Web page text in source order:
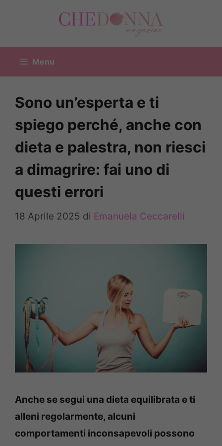
Menu
Sono un’esperta e ti
spiego perché, anche con
dieta e palestra, non riesci
a dimagrire: fai uno di
questi errori
18 Aprile 2025 di Emanuela Ceccarelli
Anche se segui una dieta equilibrata e ti
alleni regolarmente, alcuni
comportamenti inconsapevoli possono